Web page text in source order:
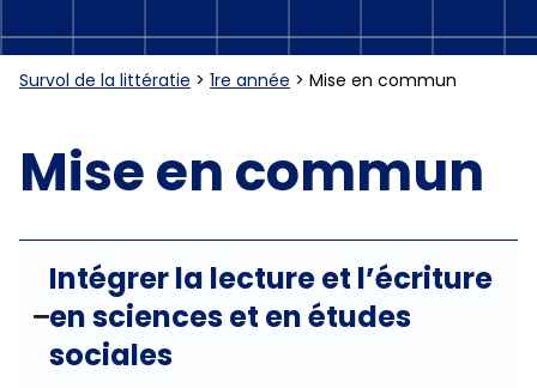
Survol de la littératie > 1re année > Mise en commun
Mise en commun
Intégrer la lecture et l’écriture
en sciences et en études
sociales